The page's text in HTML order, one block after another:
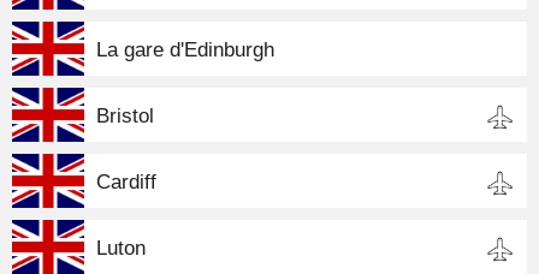
La gare d'Edinburgh
Bristol
Cardiff
Luton